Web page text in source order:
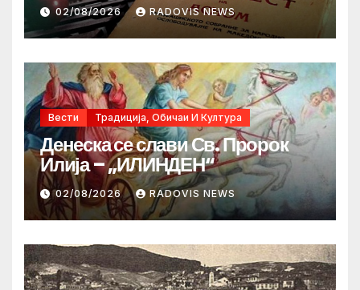
02/08/2026 RADOVIS NEWS
Вести Традиција, Обичаи И Култура
Денеска се слави Св. Пророк
Илија – „ИЛИНДЕН“
02/08/2026 RADOVIS NEWS